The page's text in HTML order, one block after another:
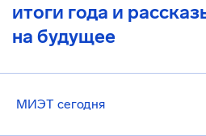
итоги года и
на будущее
МИЭТ сегодня